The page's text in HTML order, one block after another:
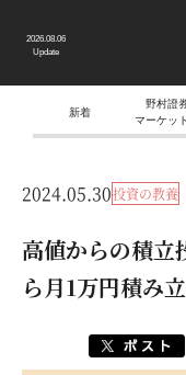
2026.08.06
Update
新着
野村證
マーケッ
2024.05.30投資の教養
高値からの積
ら月1万円積み